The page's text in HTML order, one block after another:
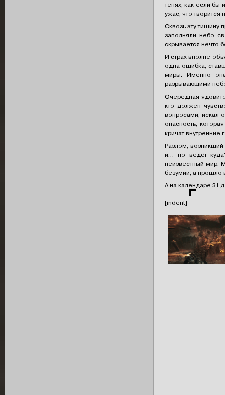
тенях, как если бы
ужас, что творится
Сквозь эту тишину
заполняли небо
скрывается нечто
И страх вполне
одна ошибка,
миры. Именно
разрывающими
Очередная
кто должен
вопросами, искал
опасность,
кричат внутренние
Разлом,
и… но ведёт
неизвестный мир.
безумии, а прошло
А на календаре 31
[indent] ⌜